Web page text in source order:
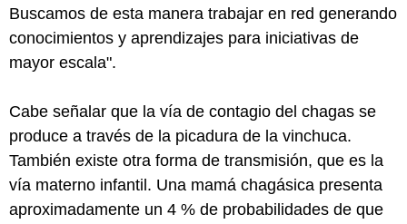
Buscamos de esta manera trabajar en red generando
conocimientos y aprendizajes para iniciativas de
mayor escala".
Cabe señalar que la vía de contagio del chagas se
produce a través de la picadura de la vinchuca.
También existe otra forma de transmisión, que es la
vía materno infantil. Una mamá chagásica presenta
aproximadamente un 4 % de probabilidades de que